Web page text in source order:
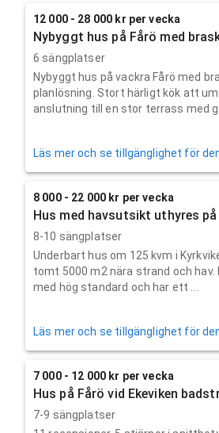
12 000 - 28 000 kr per vecka
Nybyggt hus på Fårö med
6 sängplatser
Nybyggt hus på vackra Fårö med
planlösning. Stort härligt kök att
anslutning till en stor terrass med
Läs mer och se tillgänglighet för
8 000 - 22 000 kr per vecka
Hus med havsutsikt uthyres
8-10 sängplatser
Underbart hus om 125 kvm i
tomt 5000 m2 nära strand och
med hög standard och har ett ...
Läs mer och se tillgänglighet för
7 000 - 12 000 kr per vecka
Hus på Fårö vid Ekeviken
7-9 sängplatser